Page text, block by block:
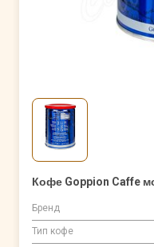
Кофе Goppion Caffe
Бренд
Тип кофе